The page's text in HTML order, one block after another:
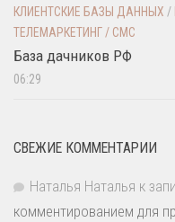
КЛИЕНТСКИЕ БАЗЫ ДАННЫХ /
ТЕЛЕМАРКЕТИНГ / СМС
База дачников РФ
06:29
СВЕЖИЕ КОММЕНТАРИИ
Наталья Наталья к
комментированием для